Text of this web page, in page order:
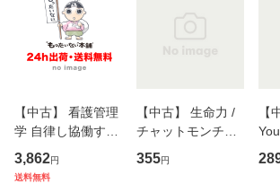
【中古】 看護管理
学 自律し協働する
専門職の看護マネ
ジメントスキル 改
3,862円
送料無料
【中古】 生命力 /
チャットモンチー /
キューンレコード
[CD]【メール便送
355円
【
のが
【